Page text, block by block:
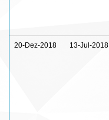
20-Dez-2018 13-Jul-2018